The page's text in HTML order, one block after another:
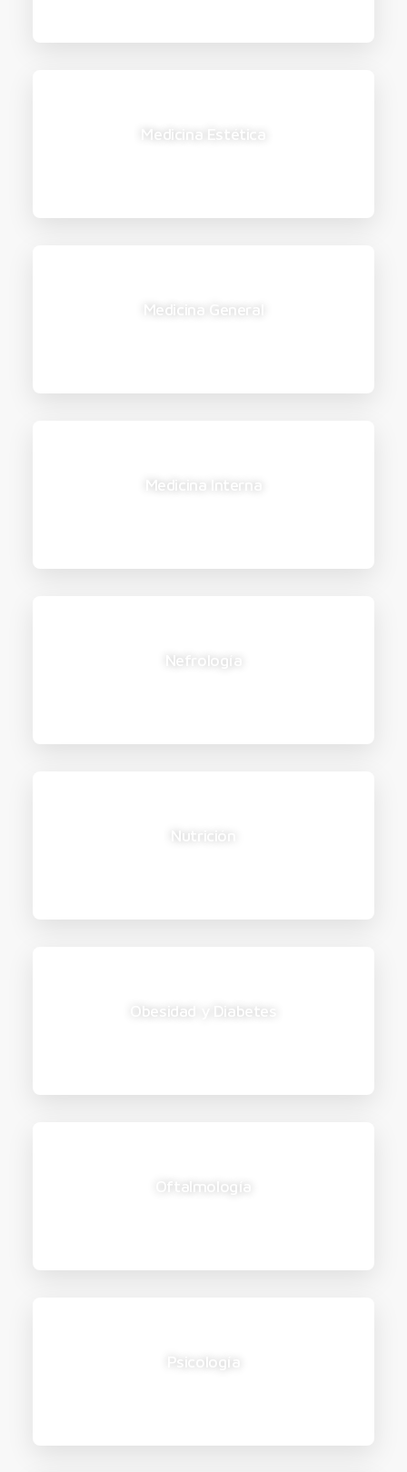
Medicina Estética
Medicina General
Medicina Interna
Nefrología
Nutrición
Obesidad y Diabetes
Oftalmología
Psicología